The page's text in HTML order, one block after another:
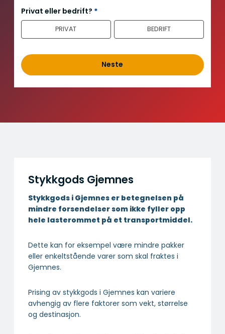
n
n
o
d
Privat eller bedrift? *
PRIVAT BEDRIFT
Neste
Stykkgods Gjemnes
Stykkgods i Gjemnes er betegnelsen på
mindre forsendelser som ikke fyller opp
hele lasterommet på et transportmiddel.
Dette kan for eksempel være mindre pakker
eller enkeltstående varer som skal fraktes i
Gjemnes.
Prising av stykkgods i Gjemnes kan variere
avhengig av flere faktorer som vekt, størrelse
og destinasjon.